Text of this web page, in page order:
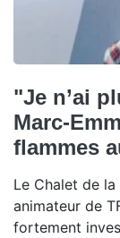
"Je n’ai
Marc-
flammes
Le Chalet de la
animateur de
fortement